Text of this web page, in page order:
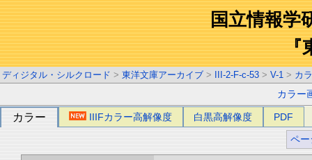
国立情報学
『
ディジタル・シルクロード > 東洋文庫アーカイブ > III-2-F-c-53 > V-1 > カ
カラー
カラー IIIFカラー高解像度 白黒高解像度 PDF
ペー